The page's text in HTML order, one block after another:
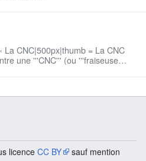
La CNC|500px|thumb = La CNC
une '''CNC''' (ou '''fraiseuse
licence CC BY
sauf mention